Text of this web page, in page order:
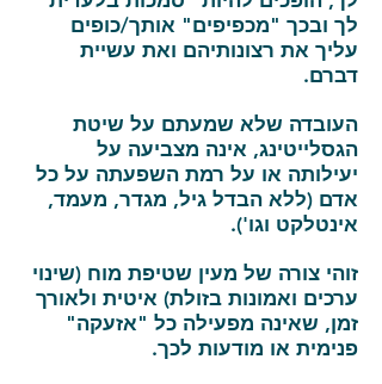
לך ובכך "מכפיפים" אותך/כופים
עליך את רצונותיהם ואת עשיית
דברם.
העובדה שלא שמעתם על שיטת
הגסלייטינג, אינה מצביעה על
יעילותה או על רמת השפעתה על כל
אדם (ללא הבדל גיל, מגדר, מעמד,
אינטלקט וגו').
זוהי צורה של מעין שטיפת מוח (שינוי
ערכים ואמונות בזולת) איטית ולאורך
זמן, שאינה מפעילה כל "אזעקה"
פנימית או מודעות לכך.